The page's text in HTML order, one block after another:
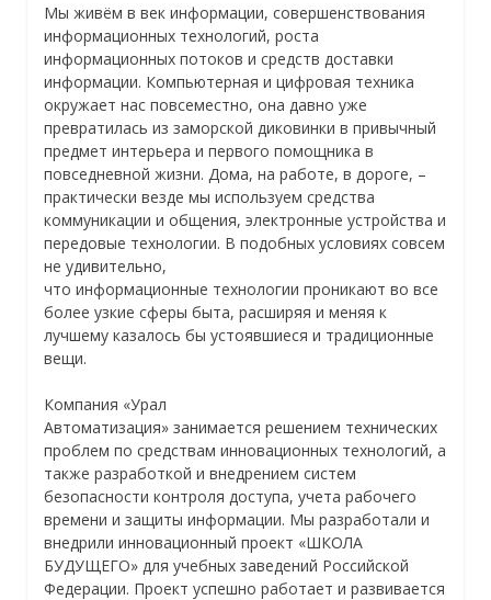
Мы живём в век информации, совершенствования
информационных технологий, роста
информационных потоков и средств доставки
информации. Компьютерная и цифровая техника
окружает нас повсеместно, она давно уже
превратилась из заморской диковинки в привычный
предмет интерьера и первого помощника в
повседневной жизни. Дома, на работе, в дороге, –
практически везде мы используем средства
коммуникации и общения, электронные устройства и
передовые технологии. В подобных условиях совсем
не удивительно,
что информационные технологии проникают во все
более узкие сферы быта, расширяя и меняя к
лучшему казалось бы устоявшиеся и традиционные
вещи.
Компания «Урал
Автоматизация» занимается решением технических
проблем по средствам инновационных технологий, а
также разработкой и внедрением систем
безопасности контроля доступа, учета рабочего
времени и защиты информации. Мы разработали и
внедрили инновационный проект «ШКОЛА
БУДУЩЕГО» для учебных заведений Российской
Федерации. Проект успешно работает и развивается